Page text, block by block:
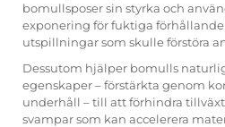
bomullsposer sin styrka och
exponering för fuktiga
utspillningar som skulle förstöra
Dessutom hjälper bomulls
egenskaper – förstärkta genom
underhåll – till att förhindra
svampar som kan accelerera